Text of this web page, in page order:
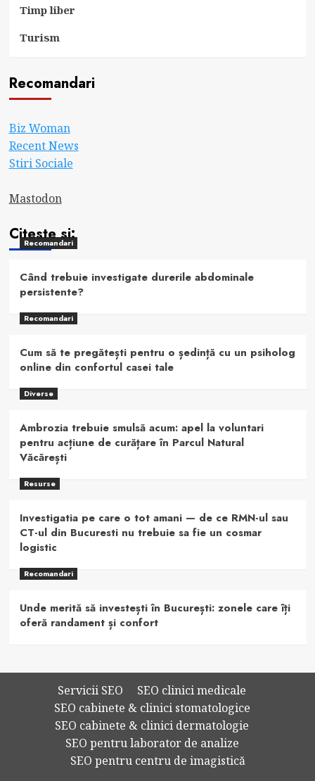
Timp liber
Turism
Recomandari
Biz Woman
Recent News
Stiri Sociale
Mastodon
Citeste si:
Recomandari
Când trebuie investigate durerile abdominale
persistente?
Recomandari
Cum să te pregătești pentru o ședință cu un psiholog
online din confortul casei tale
Diverse
Ambrozia trebuie smulsă acum: apel la voluntari
pentru acțiune de curățare în Parcul Natural
Văcărești
Resurse
Investigatia pe care o tot amani — de ce RMN-ul sau
CT-ul din Bucuresti nu trebuie sa fie un cosmar
logistic
Recomandari
Unde merită să investești în București: zonele care îți
oferă randament și confort
Servicii SEO
SEO clinici medicale
SEO cabinete & clinici stomatologice
SEO cabinete & clinici dermatologie
SEO pentru laborator de analize
SEO pentru centru de imagistică